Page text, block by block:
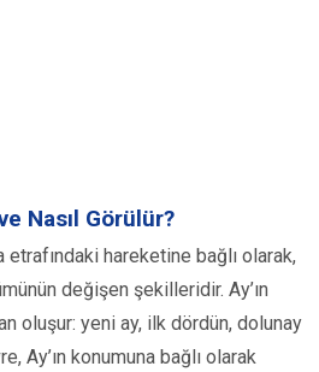
Nasıl Görülür?
etrafındaki hareketine bağlı olarak,
değişen şekilleridir. Ay’ın
oluşur: yeni ay, ilk dördün, dolunay
Ay’ın konumuna bağlı olarak